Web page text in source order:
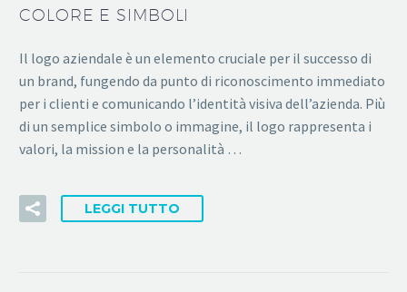
COLORE E SIMBOLI
Il logo aziendale è un elemento cruciale per il successo di
un brand, fungendo da punto di riconoscimento immediato
per i clienti e comunicando l’identità visiva dell’azienda. Più
di un semplice simbolo o immagine, il logo rappresenta i
valori, la mission e la personalità …
LEGGI TUTTO